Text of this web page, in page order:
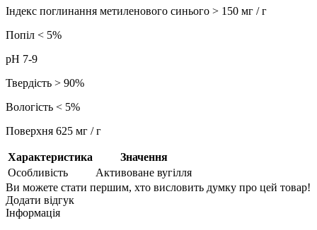
Індекс поглинання метиленового синього > 150 мг / г
Попіл < 5%
pH 7-9
Твердість > 90%
Вологість < 5%
Поверхня 625 мг / г
Характеристика
Значення
Особливість
Активоване вугілля
Ви можете стати першим, хто висловить думку про цей товар!
Додати відгук
Інформація